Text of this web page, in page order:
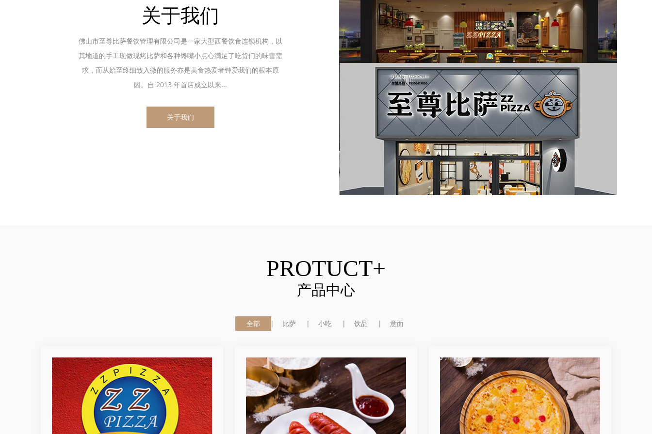
关于我们
佛山市至尊比萨餐饮管理有限公司是一家大型西餐饮食连锁机构，以
其地道的手工现做现烤比萨和各种馋嘴小点心满足了吃货们的味蕾需
求，而从始至终细致入微的服务亦是美食热爱者钟爱我们的根本原
因。自 2013 年首店成立以来...
关于我们
PROTUCT+
产品中心
全部 比萨 小吃 饮品 意面